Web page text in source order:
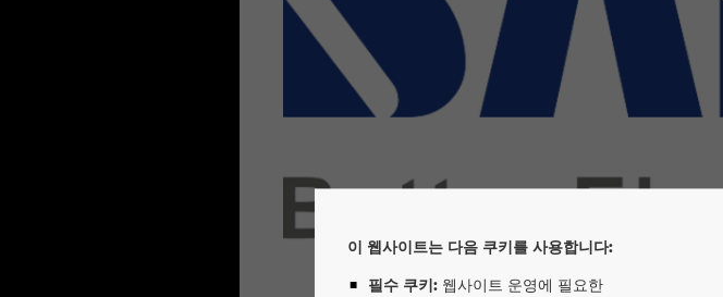
이 웹사이트는 다음 쿠키를 사용합니다:
필수 쿠키:웹사이트 운영에 필요한